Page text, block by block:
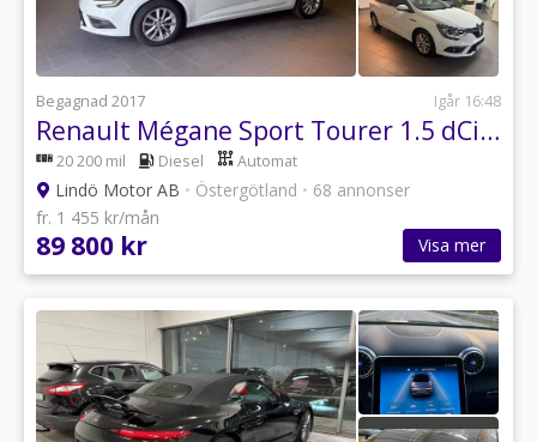
Begagnad 2017 Igår 16:48
Renault Mégane Sport Tourer 1.5 dCi EDC Diesel Automat
20 200 mil Diesel Automat
Lindö Motor AB • Östergötland • 68 annonser
fr. 1 455 kr/mån
89 800 kr Visa mer